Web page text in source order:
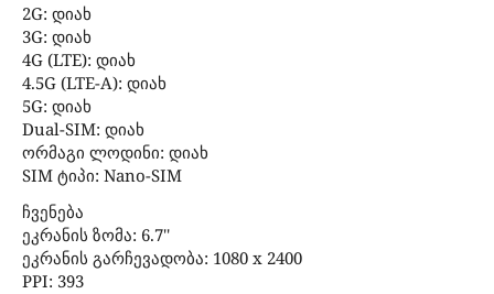
2G: დიახ
3G: დიახ
4G (LTE): დიახ
4.5G (LTE-A): დიახ
5G: დიახ
Dual-SIM: დიახ
ორმაგი ლოდინი: დიახ
SIM ტიპი: Nano-SIM
ჩვენება
ეკრანის ზომა: 6.7''
ეკრანის გარჩევადობა: 1080 x 2400
PPI: 393